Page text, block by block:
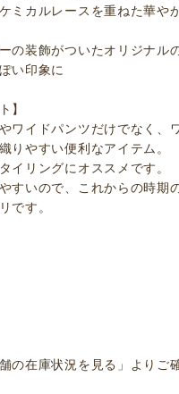
ミカルレースを重ねた華や
の装飾がついたオリジナル
い印象に
】
ワイドパンツだけでなく、
りやすい便利なアイテム。
イリングにオススメです。
すいので、これからの時期
です。
の在庫状況を見る」よりご